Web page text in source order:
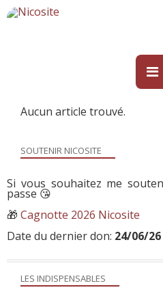
Aucun article trouvé.
LES INDISPENSABLES
SOUTENIR NICOSITE
Si vous souhaitez me
passe 😘
🎁 Cagnotte 2026 Nicosite
Date du dernier don: 24/06/26